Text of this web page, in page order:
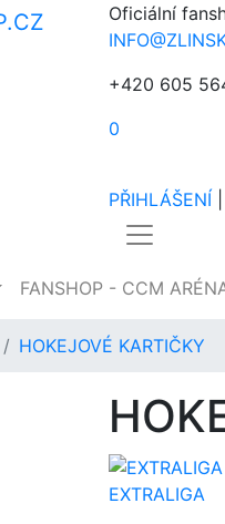
Oficiální
+420 605
0
PŘIHLÁŠENÍ
FANSHOP - CCM
HOKEJOVÉ KARTIČKY
EXTRALIGA